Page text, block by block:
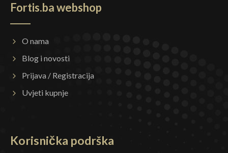
Fortis.ba webshop
O nama
Blog i novosti
Prijava / Registracija
Uvjeti kupnje
Korisnička podrška